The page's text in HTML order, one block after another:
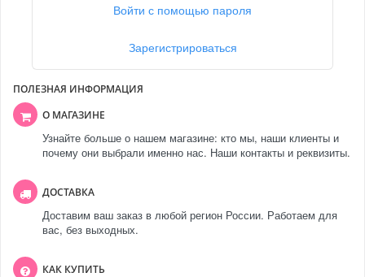
Войти с помощью пароля
Зарегистрироваться
ПОЛЕЗНАЯ ИНФОРМАЦИЯ
О МАГАЗИНЕ
Узнайте больше о нашем магазине: кто мы, наши клиенты и
почему они выбрали именно нас. Наши контакты и реквизиты.
ДОСТАВКА
Доставим ваш заказ в любой регион России. Работаем для
вас, без выходных.
КАК КУПИТЬ